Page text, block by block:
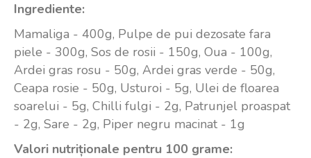
Ingrediente:
Mamaliga - 400g, Pulpe de pui dezosate fara
piele - 300g, Sos de rosii - 150g, Oua - 100g,
Ardei gras rosu - 50g, Ardei gras verde - 50g,
Ceapa rosie - 50g, Usturoi - 5g, Ulei de floarea
soarelui - 5g, Chilli fulgi - 2g, Patrunjel proaspat
- 2g, Sare - 2g, Piper negru macinat - 1g
Valori nutriționale pentru 100 grame: